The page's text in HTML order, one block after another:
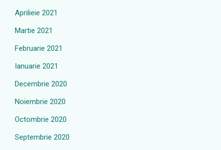
Aprilieie 2021
Martie 2021
Februarie 2021
Ianuarie 2021
Decembrie 2020
Noiembrie 2020
Octombrie 2020
Septembrie 2020